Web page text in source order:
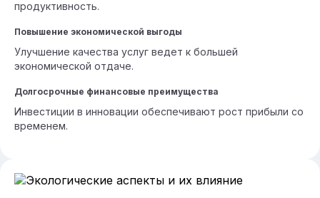
продуктивность.
Повышение экономической выгоды
Улучшение качества услуг ведет к большей
экономической отдаче.
Долгосрочные финансовые преимущества
Инвестиции в инновации обеспечивают рост прибыли со
временем.